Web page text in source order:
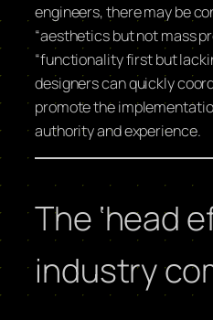
engineers, there may be
“aesthetics but not mass
“functionality first but
designers can quickly
promote the
authority and experience.
The ‘head
industry